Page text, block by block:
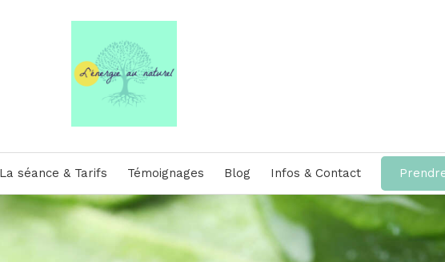
La séance & Tarifs Témoignages Blog Infos & Contact